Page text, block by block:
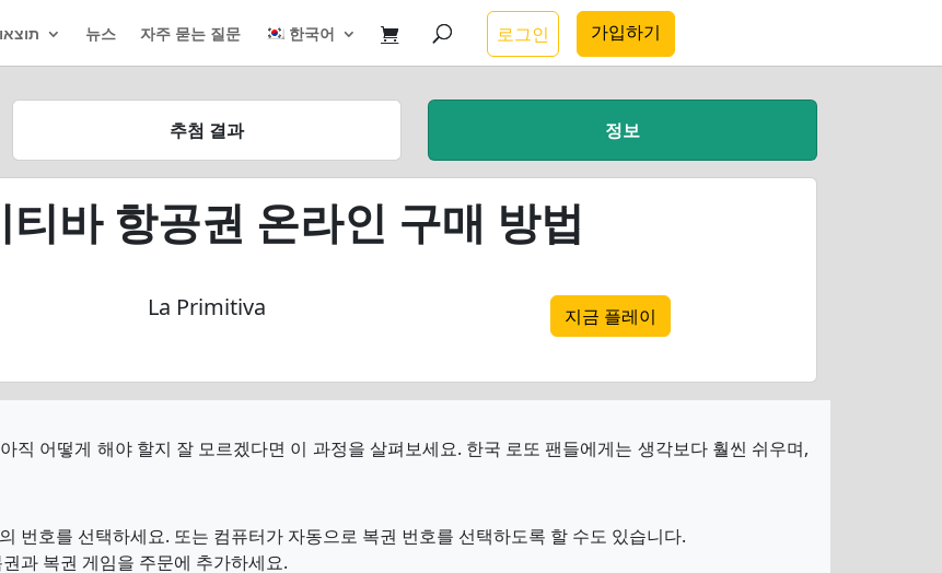
뉴스 자주 묻는 질문 한국어 로그인 가입하기
추첨 결과 정보
티바 항공권 온라인 구매 방법
La Primitiva 지금 플레이
직 어떻게 해야 할지 잘 모르겠다면 이 과정을 살펴보세요. 한국 로또 팬들에게는 생각보다 훨씬 쉬우며,
번호를 선택하세요. 또는 컴퓨터가 자동으로 복권 번호를 선택하도록 할 수도 있습니다.
과 복권 게임을 주문에 추가하세요.